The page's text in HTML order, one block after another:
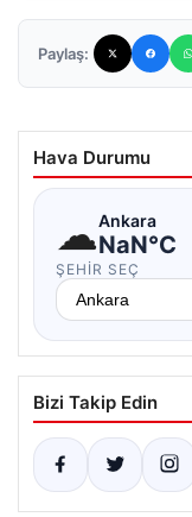
Paylaş:
Hava Durumu
☁Ankara
NaN°C
ŞEHIR SEÇ
Bizi Takip Edin